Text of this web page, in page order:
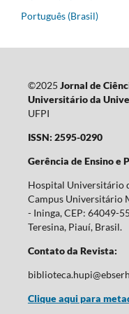
Português (Brasil)
©2025 Jornal de
Universitário da
UFPI
ISSN: 2595-0290
Gerência de Ensino e
Hospital Universitário
Campus Universitário
- Ininga, CEP: 64049-
Teresina, Piauí, Brasil.
Contato da Revista:
Clique aqui para